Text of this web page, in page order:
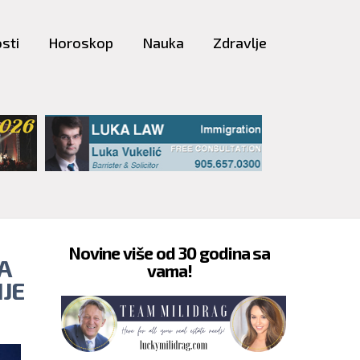
Horoskop Nauka Zdravlje
Novine više od 30 godina sa
vama!